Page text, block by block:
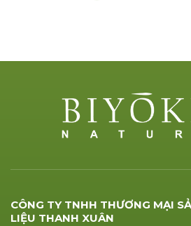
CÔNG TY TNHH THƯƠNG MẠI
LIỆU THANH XUÂN